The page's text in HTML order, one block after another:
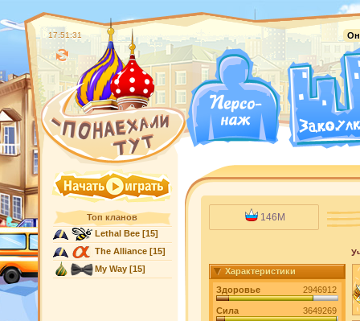
17:51:32
Топ кланов
Lethal Bee[15]
The Alliance[15]
My Way[15]
146M
Характеристики
Здоровье
2946912
Сила 3649269